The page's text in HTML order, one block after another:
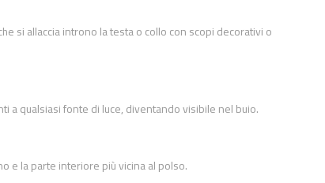
si allaccia introno la testa o collo con scopi decorativi o
a qualsiasi fonte di luce, diventando visibile nel buio.
e la parte interiore più vicina al polso.